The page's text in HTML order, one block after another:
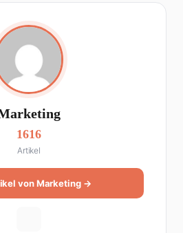
1616
Artikel
von Marketing →